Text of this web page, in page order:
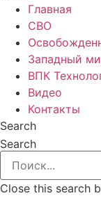
Главная
СВО
Западный
ВПК
Видео
Контакты
Search
Search
Close this search